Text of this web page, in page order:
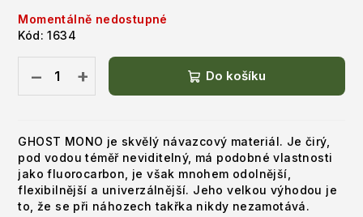
GHOST MONO je skvělý návazcový materiál. Je čirý,
pod vodou téměř neviditelný, má podobné vlastnosti
jako fluorocarbon, je však mnohem odolnější,
flexibilnější a univerzálnější. Jeho velkou výhodou je
to, že se při náhozech takřka nikdy nezamotává.
cena:
Momentálně nedostupné
Kód: 1634
+
− Do košíku